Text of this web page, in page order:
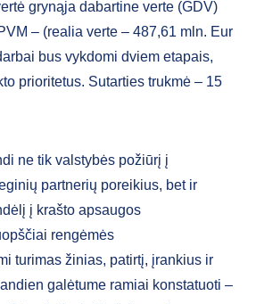
grynąja dabartine verte (GDV)
– (realia verte – 487,61 mln. Eur
bus vykdomi dviem etapais,
prioritetus. Sutarties trukmė – 15
ne tik valstybės požiūrį į
partnerių poreikius, bet ir
į krašto apsaugos
rengėmės
turimas žinias, patirtį, įrankius ir
galėtume ramiai konstatuoti –